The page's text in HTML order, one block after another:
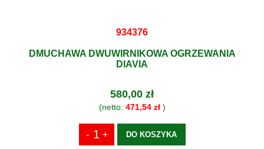
934376
DMUCHAWA DWUWIRNIKOWA OGRZEWANIA
DIAVIA
580,00 zł
(netto: 471,54 zł)
DO KOSZYKA